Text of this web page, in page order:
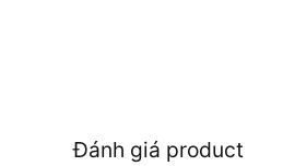
Đánh giá product